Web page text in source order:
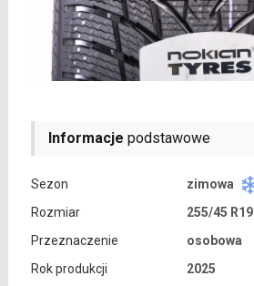
Informacje podstawowe
Sezon
zimowa
Rozmiar
255/45 R19
Przeznaczenie
osobowa
Rok produkcji
2025